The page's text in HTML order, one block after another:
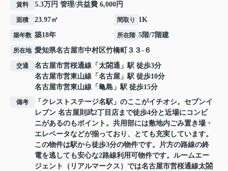
賃料 5.3万円 管理/共益費 6,000円
面積 23.97㎡ 間取り 1K
築年数 築18年 所在階 5階/7階建
所在地 愛知県名古屋市中村区竹橋町 ３３-６
交通 名古屋市営桜通線 「 太閤通 」駅 徒歩3分
名古屋市営東山線 「 名古屋 」駅 徒歩10分
名古屋市営東山線 「 亀島 」駅 徒歩15分
備考
「クレストステージ名駅」のここがイチオシ。セブンイ
レブン 名古屋則武2丁目店まで徒歩4分と近場にコンビ
ニがあるのもポイント。共用部には敷地内ごみ置き場・
エレベータなどが揃っており、とても充実しています。
この物件は駅から徒歩3分の物件です。片方の路線の終
電を逃しても安心な2路線利用可物件です。ルームエー
ジェント（リアルマークス）では名古屋市営桜通線太閤